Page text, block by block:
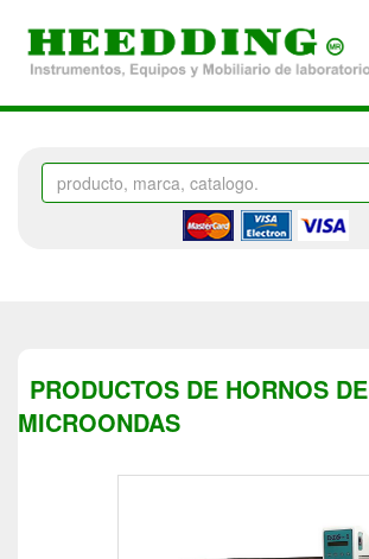
PRODUCTOS DE HORNOS DE
MICROONDAS